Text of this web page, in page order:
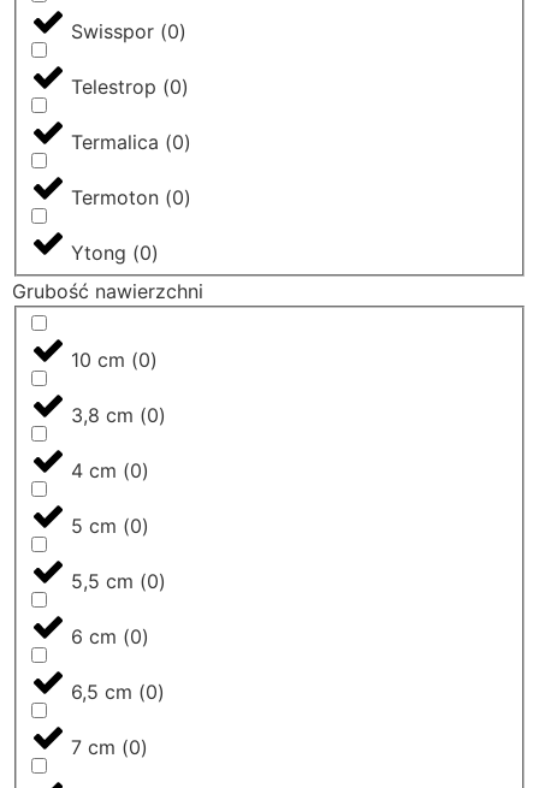
Swisspor (0)
Telestrop (0)
Termalica (0)
Termoton (0)
Ytong (0)
Grubość nawierzchni
10 cm (0)
3,8 cm (0)
4 cm (0)
5 cm (0)
5,5 cm (0)
6 cm (0)
6,5 cm (0)
7 cm (0)